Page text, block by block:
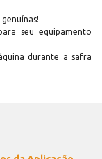
seu equipamento
durante a safra